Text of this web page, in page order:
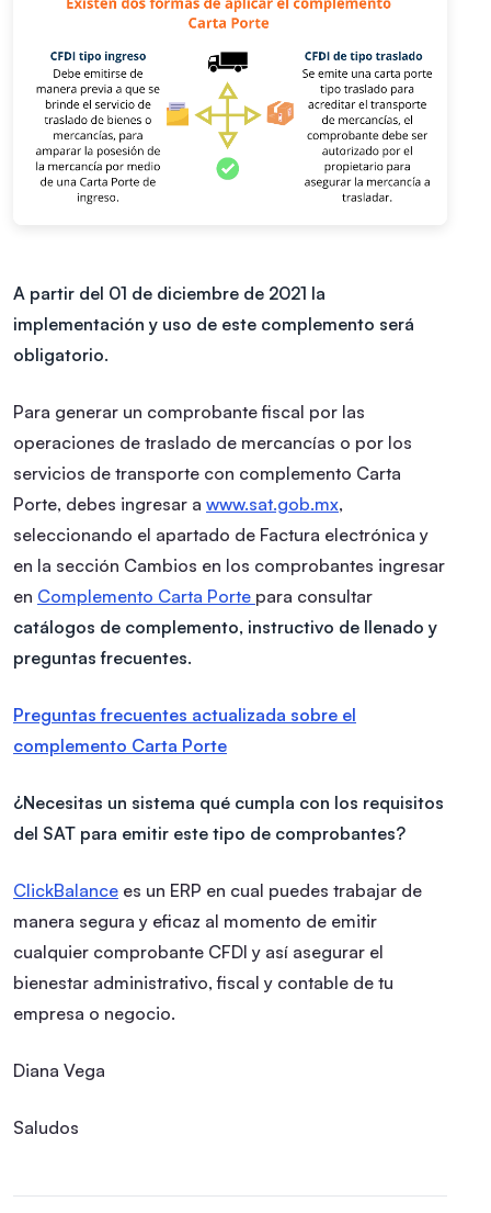
A partir del 01 de diciembre de 2021 la
implementación y uso de este complemento será
obligatorio.
Para generar un comprobante fiscal por las
operaciones de traslado de mercancías o por los
servicios de transporte con complemento Carta
Porte, debes ingresar a www.sat.gob.mx,
seleccionando el apartado de Factura electrónica y
en la sección Cambios en los comprobantes ingresar
en Complemento Carta Porte para consultar
catálogos de complemento, instructivo de llenado y
preguntas frecuentes.
Preguntas frecuentes actualizada sobre el
complemento Carta Porte
¿Necesitas un sistema qué cumpla con los requisitos
del SAT para emitir este tipo de comprobantes?
ClickBalance es un ERP en cual puedes trabajar de
manera segura y eficaz al momento de emitir
cualquier comprobante CFDI y así asegurar el
bienestar administrativo, fiscal y contable de tu
empresa o negocio.
Diana Vega
Saludos